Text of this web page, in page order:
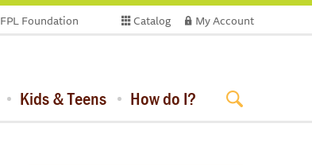
Catalog My Account
FPL Foundation
Kids & Teens How do I?